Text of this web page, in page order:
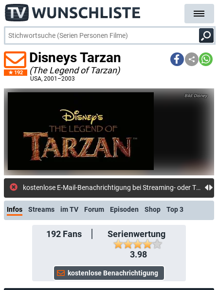
192
Disneys Tarzan
(The Legend of Tarzan)
USA, 2001–2003
Disney
kostenlose E-Mail-Benachrichtigung bei Streaming- oder TV-Start
Infos Streams im TV Forum Episoden Shop Top 3
192Fans
Serienwertung
3.98